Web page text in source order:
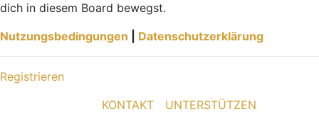
dich in diesem Board bewegst.
Nutzungsbedingungen
Datenschutzerklärung
Registrieren
KONTAKT
UNTERSTÜTZEN